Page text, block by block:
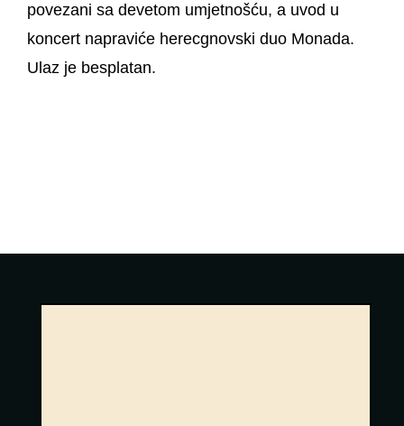
povezani sa devetom umjetnošću, a uvod u
koncert napraviće herecgnovski duo Monada.
Ulaz je besplatan.